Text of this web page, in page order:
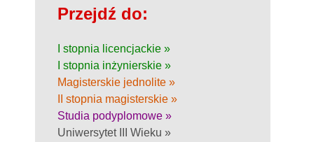
Przejdź do:
I stopnia licencjackie »
I stopnia inżynierskie »
Magisterskie jednolite »
II stopnia magisterskie »
Studia podyplomowe »
Uniwersytet III Wieku »